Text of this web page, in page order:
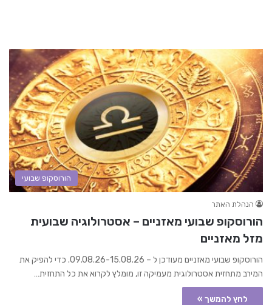
הורוסקופ שבועי
הנהלת האתר
הורוסקופ שבועי מאזניים – אסטרולוגיה שבועית
מזל מאזניים
הורוסקופ שבועי מאזניים מעודכן ל – 09.08.26-15.08.26. כדי להפיק את
המירב מתחזית אסטרולוגית מעמיקה זו, מומלץ לקרוא את כל התחזית…
לחץ להמשך »